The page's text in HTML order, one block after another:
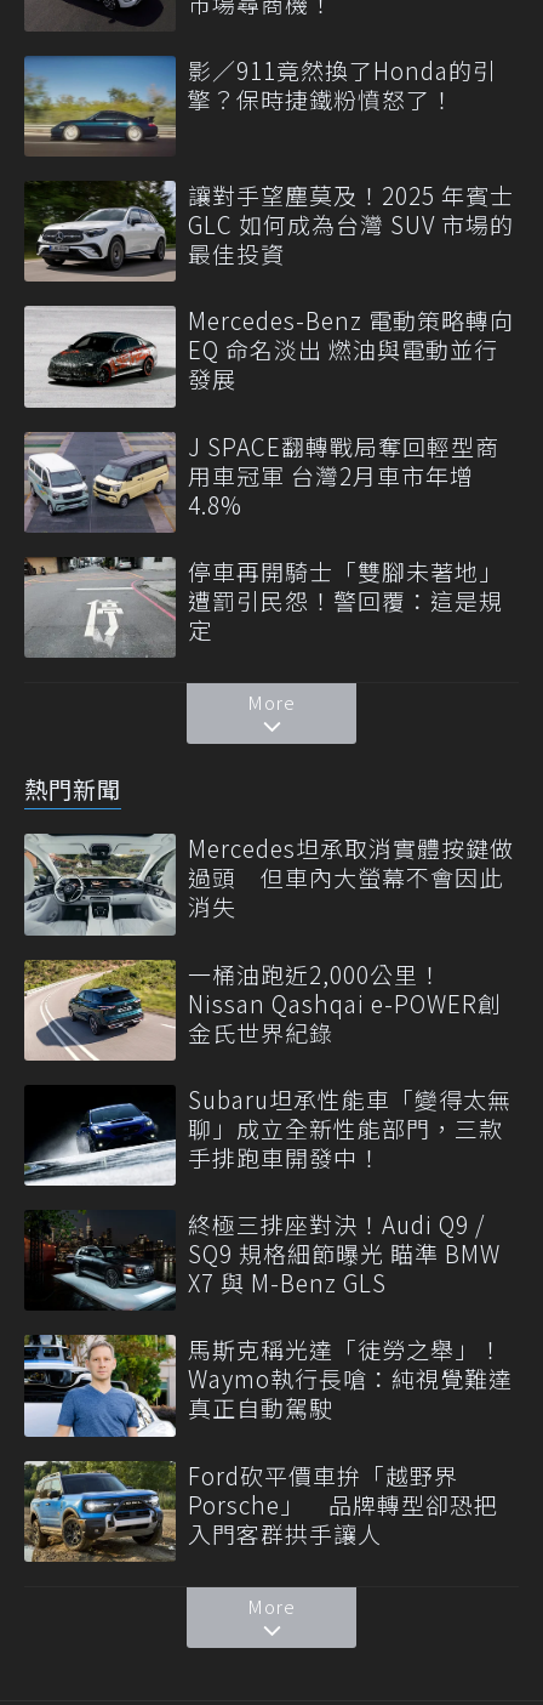
影／911竟然換了Honda的引
擎？保時捷鐵粉憤怒了！
讓對手望塵莫及！2025 年賓士
GLC 如何成為台灣 SUV 市場的
最佳投資
Mercedes-Benz 電動策略轉向
EQ 命名淡出 燃油與電動並行
發展
J SPACE翻轉戰局奪回輕型商
用車冠軍 台灣2月車市年增
4.8%
停車再開騎士「雙腳未著地」
遭罰引民怨！警回覆：這是規
定
More
熱門新聞
Mercedes坦承取消實體按鍵做
過頭 但車內大螢幕不會因此
消失
一桶油跑近2,000公里！
Nissan Qashqai e-POWER創
金氏世界紀錄
Subaru坦承性能車「變得太無
聊」成立全新性能部門，三款
手排跑車開發中！
終極三排座對決！Audi Q9 /
SQ9 規格細節曝光 瞄準 BMW
X7 與 M-Benz GLS
馬斯克稱光達「徒勞之舉」！
Waymo執行長嗆：純視覺難達
真正自動駕駛
Ford砍平價車拚「越野界
Porsche」 品牌轉型卻恐把
入門客群拱手讓人
More